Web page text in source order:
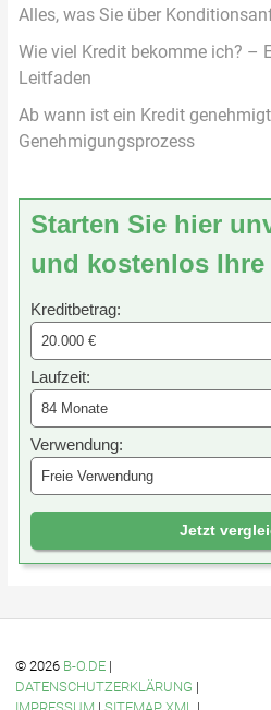
Alles, was Sie über
Wie viel Kredit bekomme ich? –
Leitfaden
Ab wann ist ein Kredit
Genehmigungsprozess
Starten Sie hier
und kostenlos Ihre
Kreditbetrag:
Laufzeit:
Verwendung:
Jetzt
© 2026 B-O.DE |
DATENSCHUTZERKLÄRUNG |